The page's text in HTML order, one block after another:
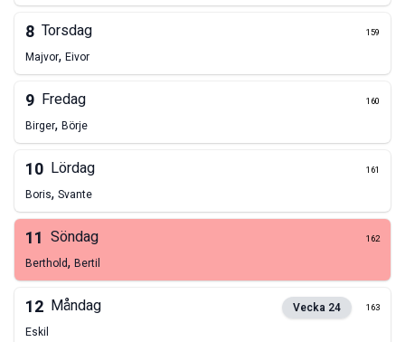
8 Torsdag 159
Majvor, Eivor
9 Fredag 160
Birger, Börje
10 Lördag 161
Boris, Svante
11 Söndag 162
Berthold, Bertil
12 Måndag Vecka 24 163
Eskil